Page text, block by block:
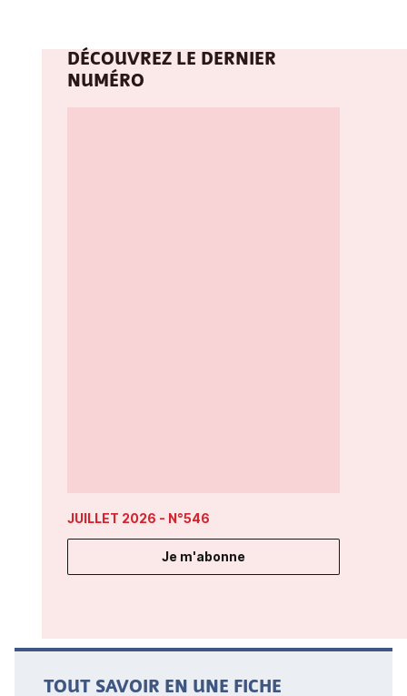
DÉCOUVREZ LE DERNIER
NUMÉRO
JUILLET 2026 - N°546
Je m'abonne
TOUT SAVOIR EN UNE FICHE